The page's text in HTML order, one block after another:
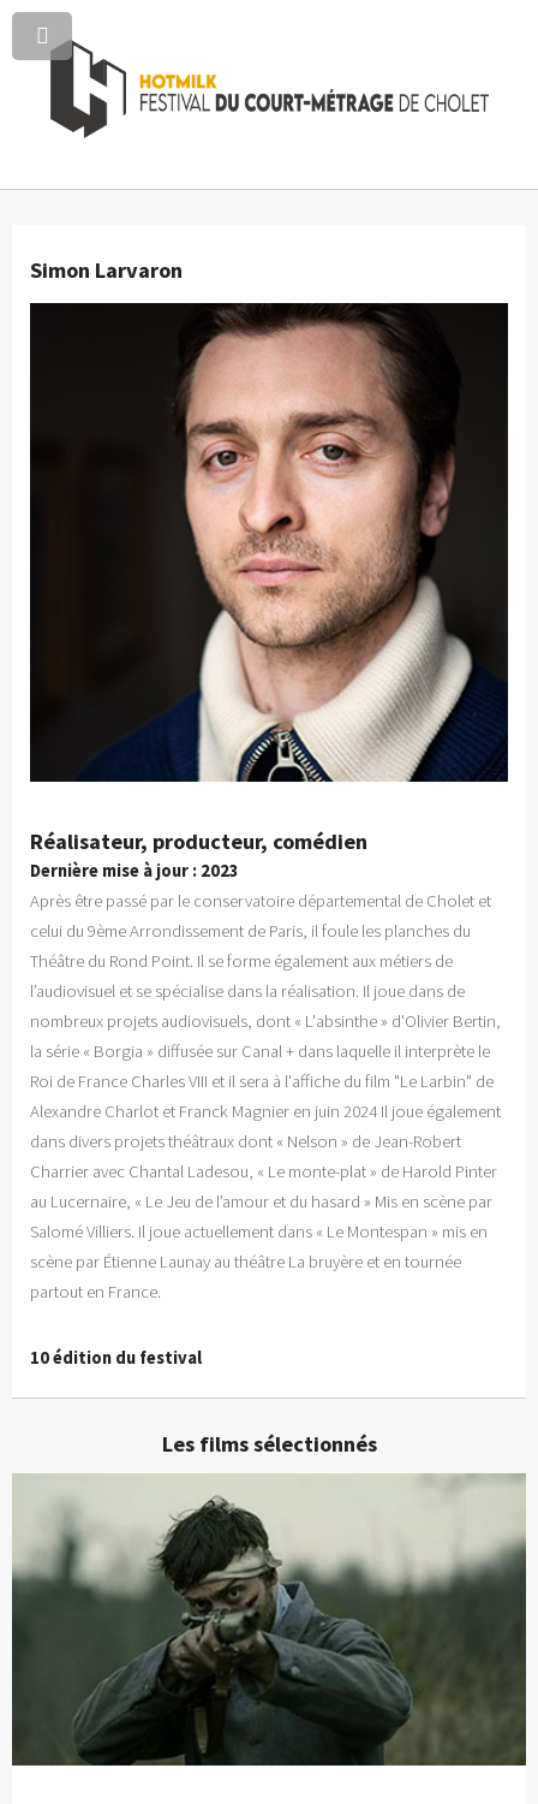
Simon Larvaron
Réalisateur, producteur, comédien
Dernière mise à jour : 2023
Après être passé par le conservatoire départemental de Cholet et
celui du 9ème Arrondissement de Paris, il foule les planches du
Théâtre du Rond Point. Il se forme également aux métiers de
l’audiovisuel et se spécialise dans la réalisation. Il joue dans de
nombreux projets audiovisuels, dont « L'absinthe » d'Olivier Bertin,
la série « Borgia » diffusée sur Canal + dans laquelle il interprète le
Roi de France Charles VIII et il sera à l'affiche du film "Le Larbin" de
Alexandre Charlot et Franck Magnier en juin 2024 Il joue également
dans divers projets théâtraux dont « Nelson » de Jean-Robert
Charrier avec Chantal Ladesou, « Le monte-plat » de Harold Pinter
au Lucernaire, « Le Jeu de l’amour et du hasard » Mis en scène par
Salomé Villiers. Il joue actuellement dans « Le Montespan » mis en
scène par Étienne Launay au théâtre La bruyère et en tournée
partout en France.
10 édition du festival
Les films sélectionnés